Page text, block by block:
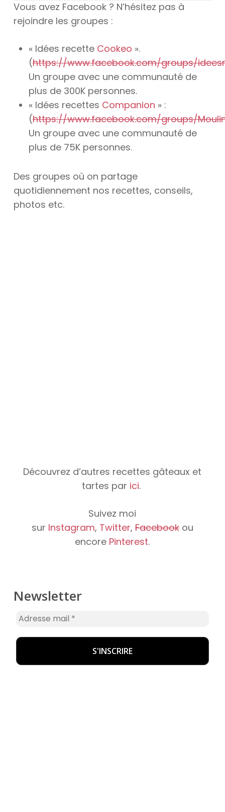
Vous avez Facebook ? N’hésitez pas à
rejoindre les groupes :
« Idées recette Cookeo ».
(https://www.facebook.com/groups/
Un groupe avec une communauté de
plus de 300K personnes.
« Idées recettes Companion » :
(https://www.facebook.com/groups/
Un groupe avec une communauté de
plus de 75K personnes.
Des groupes où on partage
quotidiennement nos recettes, conseils,
photos etc.
Découvrez d’autres recettes gâteaux et
tartes par ici.
Suivez moi
sur Instagram, Twitter, Facebookou
encore Pinterest.
Newsletter